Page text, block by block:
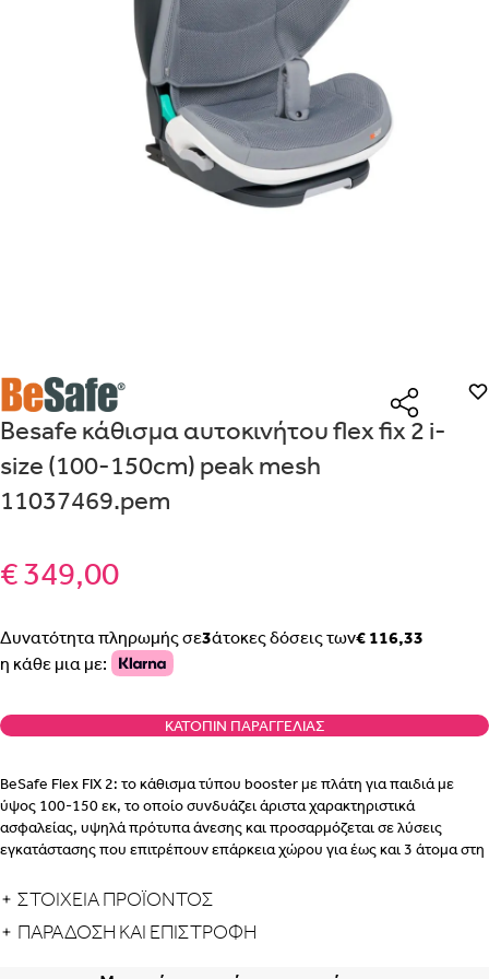
Besafe κάθισμα αυτοκινήτου flex fix 2 i-
size (100-150cm) peak mesh
11037469.pem
€ 349,00
Δυνατότητα πληρωμής σε3άτοκες δόσεις των€ 116,33
η κάθε μια με:
ΚΑΤΌΠΙΝ ΠΑΡΑΓΓΕΛΊΑΣ
BeSafe Flex FIX 2: το κάθισμα τύπου booster με πλάτη για παιδιά με
ύψος 100-150 εκ, το οποίο συνδυάζει άριστα χαρακτηριστικά
ασφαλείας, υψηλά πρότυπα άνεσης και προσαρμόζεται σε λύσεις
εγκατάστασης που επιτρέπουν επάρκεια χώρου για έως και 3 άτομα στη
Το πρώτο booster με πλάτη που καλύπτει τα νέα πρότυπα
ασφαλείας
ΣΤΟΙΧΕΙΑ ΠΡΟΪΟΝΤΟΣ
ΠΑΡΆΔΟΣΗ ΚΑΙ ΕΠΙΣΤΡΟΦΉ
Με την προσφορά θα λάβεις δωρεάν το είδος με τη
χαμηλότερη τιμή αν αγοράσεις τουλάχιστον
Με την προσφοράκερδίζεις έκπτωσηστο καλάθι, αν
αγοράσεις τουλάχιστον
με την ειδική σήμανση.